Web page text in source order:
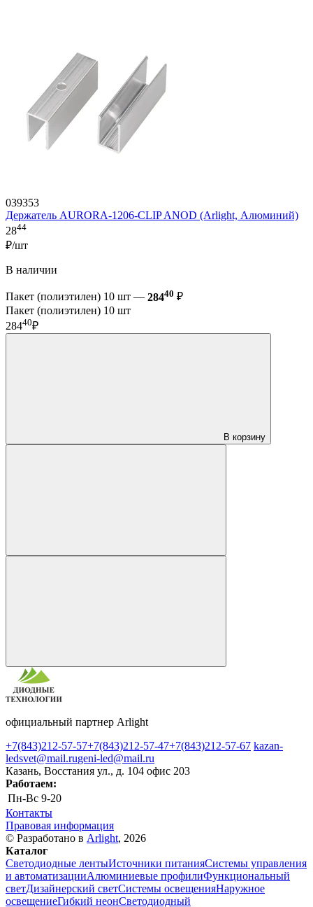
039353
Держатель AURORA-1206-CLIP ANOD (Arlight, Алюминий)
2844
₽/шт
В наличии
Пакет (полиэтилен) 10 шт — 28440 ₽
Пакет (полиэтилен) 10 шт
28440₽
В корзину
официальный партнер Arlight
+7(843)212-57-57+7(843)212-57-47+7(843)212-57-67 kazan-
ledsvet@mail.rugeni-led@mail.ru
Казань, Восстания ул., д. 104 офис 203
Работаем:
Пн-Вс 9-20
Контакты
Правовая информация
© Разработано в Arlight, 2026
Каталог
Светодиодные лентыИсточники питанияСистемы управления
и автоматизацииАлюминиевые профилиФункциональный
светДизайнерский светСистемы освещенияНаружное
освещениеГибкий неонСветодиодный